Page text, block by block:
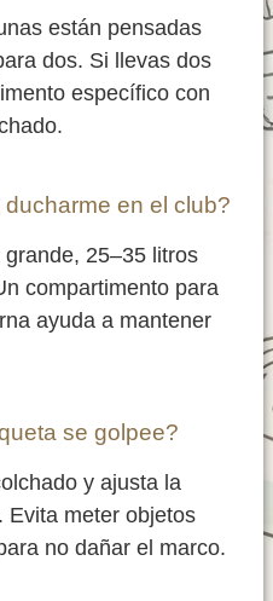
están pensadas
dos. Si llevas dos
específico con
en el club?
25–35 litros
compartimento para
ayuda a mantener
se golpee?
y ajusta la
Evita meter objetos
no dañar el marco.